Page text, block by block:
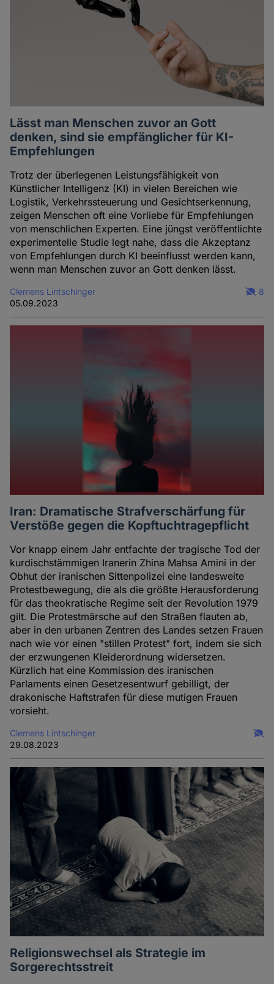
Lässt man Menschen zuvor an Gott
denken, sind sie empfänglicher für KI-
Empfehlungen
Trotz der überlegenen Leistungsfähigkeit von
Künstlicher Intelligenz (KI) in vielen Bereichen wie
Logistik, Verkehrssteuerung und Gesichtserkennung,
zeigen Menschen oft eine Vorliebe für Empfehlungen
von menschlichen Experten. Eine jüngst veröffentlichte
experimentelle Studie legt nahe, dass die Akzeptanz
von Empfehlungen durch KI beeinflusst werden kann,
wenn man Menschen zuvor an Gott denken lässt.
Clemens Lintschinger
05.09.2023
8
Iran: Dramatische Strafverschärfung für
Verstöße gegen die Kopftuchtragepflicht
Vor knapp einem Jahr entfachte der tragische Tod der
kurdischstämmigen Iranerin Zhina Mahsa Amini in der
Obhut der iranischen Sittenpolizei eine landesweite
Protestbewegung, die als die größte Herausforderung
für das theokratische Regime seit der Revolution 1979
gilt. Die Protestmärsche auf den Straßen flauten ab,
aber in den urbanen Zentren des Landes setzen Frauen
nach wie vor einen "stillen Protest" fort, indem sie sich
der erzwungenen Kleiderordnung widersetzen.
Kürzlich hat eine Kommission des iranischen
Parlaments einen Gesetzesentwurf gebilligt, der
drakonische Haftstrafen für diese mutigen Frauen
vorsieht.
Clemens Lintschinger
29.08.2023
Religionswechsel als Strategie im
Sorgerechtsstreit